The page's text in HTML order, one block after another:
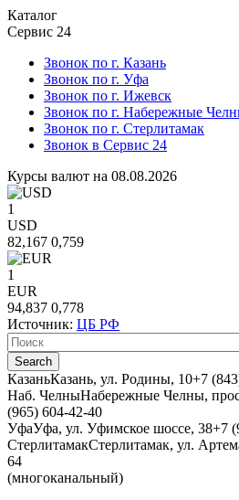
Каталог
Сервис 24
Звонок по г. Казань
Звонок по г. Уфа
Звонок по г. Ижевск
Звонок по г. Набережные
Звонок по г. Стерлитамак
Звонок в Сервис 24
Курсы валют на 08.08.2026
1
USD
82,167 0,759
1
EUR
94,837 0,778
Источник: ЦБ РФ
КазаньКазань, ул. Родины, 10+7
Наб. ЧелныНабережные Челны,
(965) 604-42-40
УфаУфа, ул. Уфимское шоссе, 38+7
СтерлитамакСтерлитамак, ул.
64
(многоканальный)